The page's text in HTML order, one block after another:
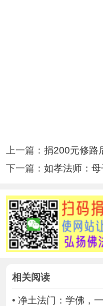
上一篇： 捐200元修路
下一篇： 如孝法师：
相关阅读
• 净土法门：学佛，